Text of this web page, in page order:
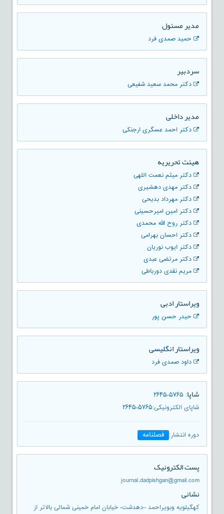
مدير مسئول
حمید صمدی فرد
سردبیر
دکتر محمد سعید شفیعی
مدیر داخلی
دکتر احمد عسگری ارجنکی
هیئت تحریریه
دکتر میثم نعمت اللهی
دکتر مهدی دهشیری
دکتر مهرداد بدیحی
دکتر امین امیرحسینی
دکتر روح الله محمدی
دکتر احسان بهرامی
دکتر ایوب نوریان
دکتر مرتضی عبدی
مریم نقدی دورباطی
ویراستار ادبی
حیدر حسن پور
ویراستار انگلیسی
داود صمدی فرد
شاپا: ۲۶۴۵-۵۷۶۵
شاپای الکترونیکی:۲۶۴۵-۵۷۶۵
دوره انتشار: فصلنامه
پست الکترونیک
journal.dadpishgan@gmail.com
نشانی
کهگیلویه وبویراحمد –دهدشت- خیابان امام خمینی شمالی بالاتر از